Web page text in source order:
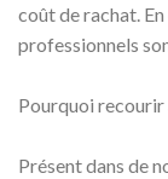
coût de rachat.
professionnels
Pourquoi recourir
Présent dans de